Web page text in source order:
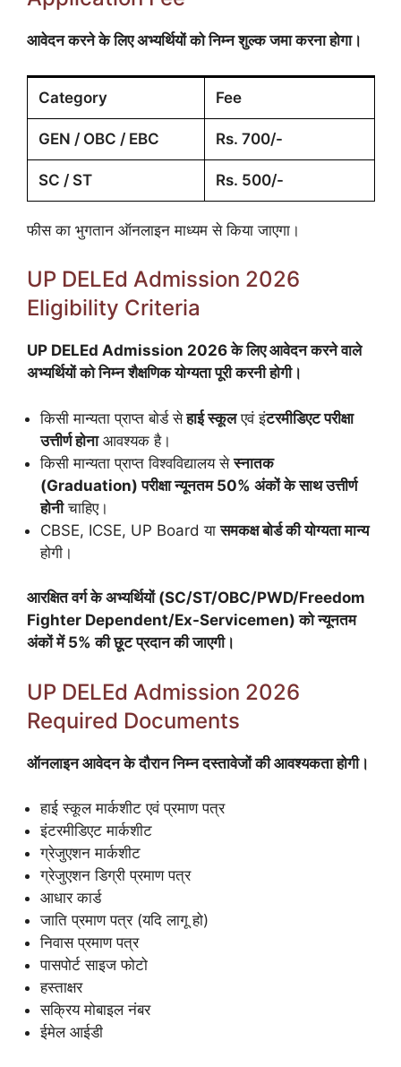
आवेदन करने के लिए अभ्यर्थियों को निम्न शुल्क जमा करना होगा।
Category Fee
GEN / OBC / EBC Rs. 700/-
SC / ST Rs. 500/-
फीस का भुगतान ऑनलाइन माध्यम से किया जाएगा।
UP DELEd Admission 2026
Eligibility Criteria
UP DELEd Admission 2026 के लिए आवेदन करने वाले
अभ्यर्थियों को निम्न शैक्षणिक योग्यता पूरी करनी होगी।
किसी मान्यता प्राप्त बोर्ड सेहाई स्कूलएवं इंटरमीडिएट परीक्षा
उत्तीर्ण होनाआवश्यक है।
किसी मान्यता प्राप्त विश्वविद्यालय सेस्नातक
(Graduation) परीक्षा न्यूनतम 50% अंकों के साथ उत्तीर्ण
होनीचाहिए।
CBSE, ICSE, UP Board यासमकक्ष बोर्ड की योग्यता मान्य
होगी।
आरक्षित वर्ग के अभ्यर्थियों (SC/ST/OBC/PWD/Freedom
Fighter Dependent/Ex-Servicemen) को न्यूनतम
अंकों में 5% की छूट प्रदान की जाएगी।
UP DELEd Admission 2026
Required Documents
ऑनलाइन आवेदन के दौरान निम्न दस्तावेजों की आवश्यकता होगी।
हाई स्कूल मार्कशीट एवं प्रमाण पत्र
इंटरमीडिएट मार्कशीट
ग्रेजुएशन मार्कशीट
ग्रेजुएशन डिग्री प्रमाण पत्र
आधार कार्ड
जाति प्रमाण पत्र (यदि लागू हो)
निवास प्रमाण पत्र
पासपोर्ट साइज फोटो
हस्ताक्षर
सक्रिय मोबाइल नंबर
ईमेल आईडी